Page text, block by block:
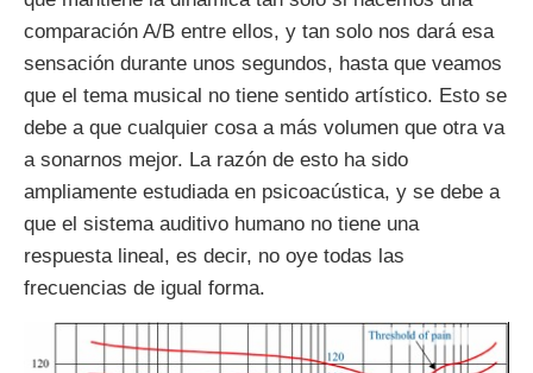
comparación A/B entre ellos, y tan solo nos dará esa
sensación durante unos segundos, hasta que veamos
que el tema musical no tiene sentido artístico. Esto se
debe a que cualquier cosa a más volumen que otra va
a sonarnos mejor. La razón de esto ha sido
ampliamente estudiada en psicoacústica, y se debe a
que el sistema auditivo humano no tiene una
respuesta lineal, es decir, no oye todas las
frecuencias de igual forma.